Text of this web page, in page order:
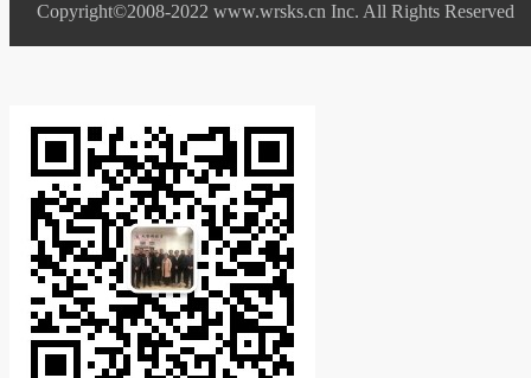
Copyright©2008-2022 www.wrsks.cn Inc. All Rights Reserved